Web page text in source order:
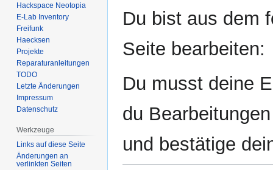
Navigation
Suche
Du bist aus dem
Seite bearbeiten:
Du musst deine
du
und bestätige
Hackspace Neotopia
E-Lab Inventory
Freifunk
Haecksen
Projekte
Reparaturanleitungen
TODO
Letzte Änderungen
Impressum
Datenschutz
Werkzeuge
Links auf diese Seite
Änderungen an
verlinkten Seiten